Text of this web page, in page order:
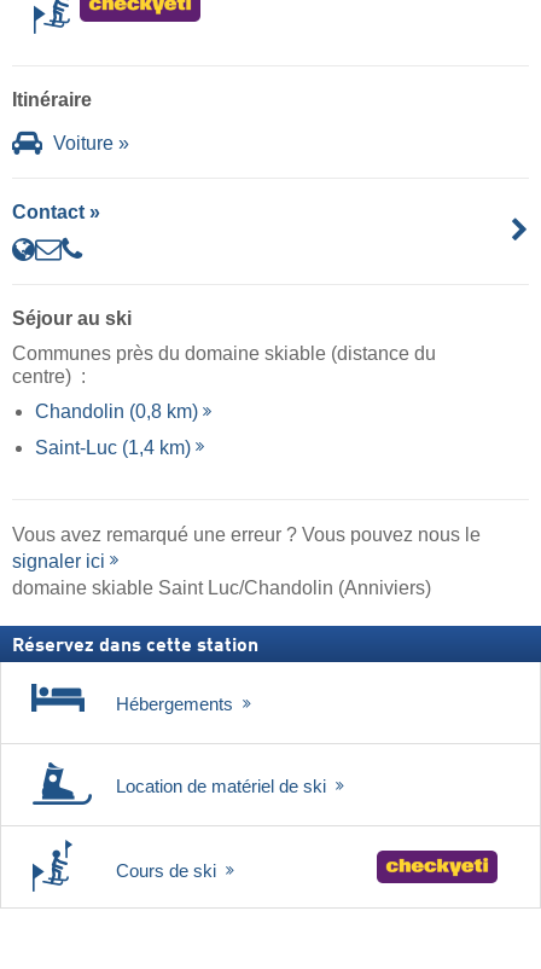
Itinéraire
Voiture »
Contact »
Séjour au ski
Communes près du domaine skiable (distance du
centre) :
Chandolin (0,8 km)
Saint-Luc (1,4 km)
Vous avez remarqué une erreur ? Vous pouvez nous le
signaler ici
domaine skiable Saint Luc/​Chandolin (Anniviers)
Réservez dans cette station
Hébergements
Location de matériel de ski
Cours de ski